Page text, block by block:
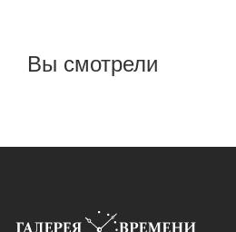
Вы смотрели